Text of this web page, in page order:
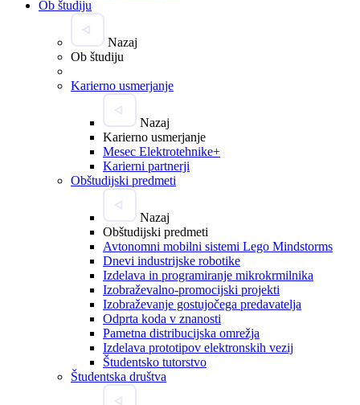
Ob študiju
Nazaj
Ob študiju
Karierno usmerjanje
Nazaj
Karierno usmerjanje
Mesec Elektrotehnike+
Karierni partnerji
Obštudijski predmeti
Nazaj
Obštudijski predmeti
Avtonomni mobilni sistemi Lego Mindstorms
Dnevi industrijske robotike
Izdelava in programiranje mikrokrmilnika
Izobraževalno-promocijski projekti
Izobraževanje gostujočega predavatelja
Odprta koda v znanosti
Pametna distribucijska omrežja
Izdelava prototipov elektronskih vezij
Študentsko tutorstvo
Študentska društva